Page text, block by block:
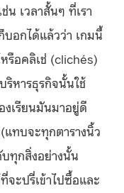
น เวลาสั้นๆ ที่เรา
อกได้แล้วว่า เกมนี้
รือคลิเช่ (clichés)
หารธุรกิจนั้นใช้
งเรียนมันมาอยู่ดี
แทบจะทุกตารางนิ้ว
ทุกสิ่งอย่างนั้น
จะปรี่เข้าไปซื้อและ